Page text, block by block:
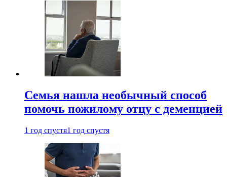
Семья нашла необычный способ
помочь пожилому отцу с деменцией
1 год спустя1 год спустя